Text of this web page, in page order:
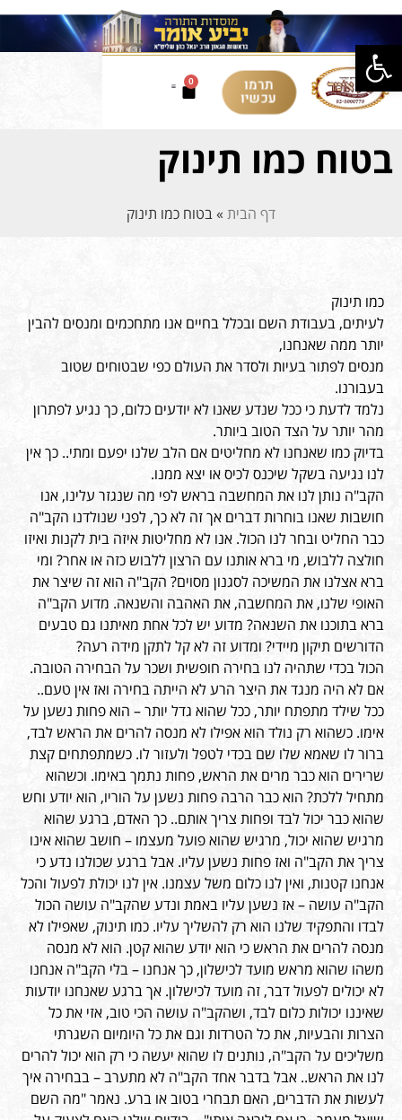
פתח סרגל נגישות
תרמו
עכשיו
0
בטוח כמו תינוק
דף הבית »בטוח כמו תינוק
כמו תינוק
לעיתים, בעבודת השם ובכלל בחיים אנו מתחכמים ומנסים להבין
יותר ממה שאנחנו,
מנסים לפתור בעיות ולסדר את העולם כפי שבטוחים שטוב
בעבורנו.
נלמד לדעת כי ככל שנדע שאנו לא יודעים כלום, כך נגיע לפתרון
מהר יותר על הצד הטוב ביותר.
בדיוק כמו שאנחנו לא מחליטים אם הלב שלנו יפעם ומתי.. כך אין
לנו נגיעה בשקל שיכנס לכיס או יצא ממנו.
הקב"ה נותן לנו את המחשבה בראש לפי מה שנגזר עלינו, אנו
חושבות שאנו בוחרות דברים אך זה לא כך, לפני שנולדנו הקב"ה
כבר החליט ובחר לנו הכול. אנו לא מחליטות איזה בית לקנות ואיזו
חולצה ללבוש, מי ברא אותנו עם הרצון ללבוש כזה או אחר? ומי
ברא אצלנו את המשיכה לסגנון מסוים? הקב"ה הוא זה שיצר את
האופי שלנו, את המחשבה, את האהבה והשנאה. מדוע הקב"ה
ברא בתוכנו את השנאה? מדוע יש לכל אחת מאיתנו גם טבעים
הדורשים תיקון מיידי? ומדוע זה לא קל לתקן מידה רעה?
הכול בכדי שתהיה לנו בחירה חופשית ושכר על הבחירה הטובה.
אם לא היה מנגד את היצר הרע לא הייתה בחירה ואז אין טעם..
ככל שילד מתפתח יותר, ככל שהוא גדל יותר – הוא פחות נשען על
אימו. כשהוא רק נולד הוא אפילו לא מנסה להרים את הראש לבד,
ברור לו שאמא שלו שם בכדי לטפל ולעזור לו. כשמתפתחים קצת
שרירים הוא כבר מרים את הראש, פחות נתמך באימו. וכשהוא
מתחיל ללכת? הוא כבר הרבה פחות נשען על הוריו, הוא יודע וחש
שהוא כבר יכול לבד ופחות צריך אותם.. כך האדם, ברגע שהוא
מרגיש שהוא יכול, מרגיש שהוא פועל מעצמו – חושב שהוא אינו
צריך את הקב"ה ואז פחות נשען עליו. אבל ברגע שכולנו נדע כי
אנחנו קטנות, ואין לנו כלום משל עצמנו. אין לנו יכולת לפעול והכל
הקב"ה עושה – אז נשען עליו באמת ונדע שהקב"ה עושה הכול
לבדו והתפקיד שלנו הוא רק להשליך עליו. כמו תינוק, שאפילו לא
מנסה להרים את הראש כי הוא יודע שהוא קטן. הוא לא מנסה
משהו שהוא מראש מועד לכישלון, כך אנחנו – בלי הקב"ה אנחנו
לא יכולים לפעול דבר, זה מועד לכישלון. אך ברגע שאנחנו יודעות
שאיננו יכולות כלום לבד, ושהקב"ה עושה הכי טוב, אזי את כל
הצרות והבעיות, את כל הטרדות וגם את כל היומיום השגרתי
משליכים על הקב"ה, נותנים לו שהוא יעשה כי רק הוא יכול להרים
לנו את הראש.. אבל בדבר אחד הקב"ה לא מתערב – בבחירה איך
לעשות את הדברים, האם תבחרי בטוב או ברע. נאמר "מה השם